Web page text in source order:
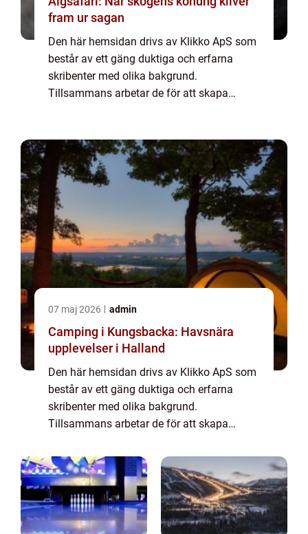
fram ur sagan
Den här hemsidan drivs av Klikko ApS som
består av ett gäng duktiga och erfarna
skribenter med olika bakgrund.
Tillsammans arbetar de för att skapa
massa olika ...
07 maj 2026 admin
Camping i Kungsbacka: Havsnära
upplevelser i Halland
Den här hemsidan drivs av Klikko ApS som
består av ett gäng duktiga och erfarna
skribenter med olika bakgrund.
Tillsammans arbetar de för att skapa
utmanande det är att läsa och genomgå en
massa olika ...